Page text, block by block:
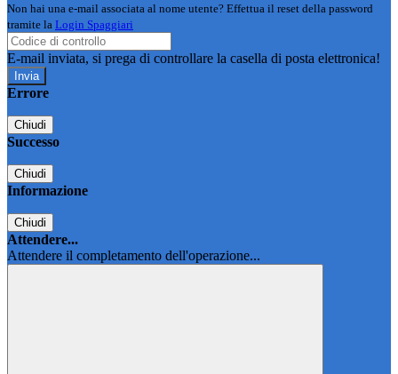
Non hai una e-mail associata al nome utente? Effettua il reset della password
tramite la Login Spaggiari
E-mail inviata, si prega di controllare la casella di posta elettronica!
Errore
Chiudi
Successo
Chiudi
Informazione
Chiudi
Attendere...
Attendere il completamento dell'operazione...